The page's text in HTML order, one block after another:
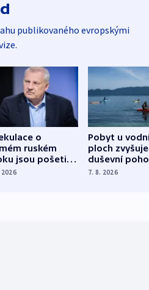
publikovaného evropskými
o
ruském
jsou pošetilé,
estonský
2026
Pobyt u
ploch zvyšuje
duševní
ukázala
7. 8. 2026